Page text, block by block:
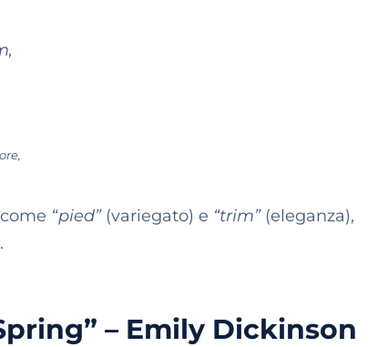
“pied”(variegato) e “trim”(eleganza),
.
– Emily Dickinson